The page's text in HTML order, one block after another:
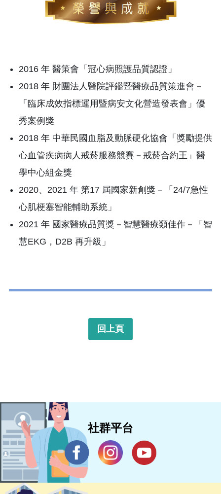
2016 年 醫策會「冠心病照護品質認證」
2018 年 財團法人醫院評鑑暨醫療品質策進會－
「臨床成效指標運用暨病安文化營造發表會」優
秀案例獎
2018 年 中華民國血脂及動脈硬化協會「獎勵提供
心血管疾病病人戒菸服務競賽－戒菸合約王」醫
學中心組金獎
2020、2021 年 第17 屆國家新創獎－「24/7急性
心肌梗塞智能輔助系統」
2021 年 國家醫療品質獎－智慧醫療類佳作－「智
慧EKG，D2B 再升級」
回上頁
社群平台